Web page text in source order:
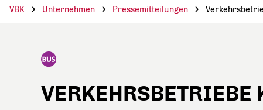
VBK Unternehmen Pressemitteilungen
VERKEHRSBETRIEBE